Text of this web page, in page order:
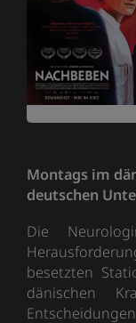
Montags im
deutschen
Die
besetzten
dänischen